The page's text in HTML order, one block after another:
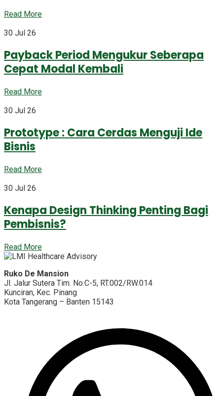
Read More
30 Jul 26
Payback Period Mengukur Seberapa
Cepat Modal Kembali
Read More
30 Jul 26
Prototype : Cara Cerdas Menguji Ide
Bisnis
Read More
30 Jul 26
Kenapa Design Thinking Penting Bagi
Pembisnis?
Read More
Ruko De Mansion
Jl. Jalur Sutera Tim. No.C-5, RT.002/RW.014
Kunciran, Kec. Pinang
Kota Tangerang – Banten 15143